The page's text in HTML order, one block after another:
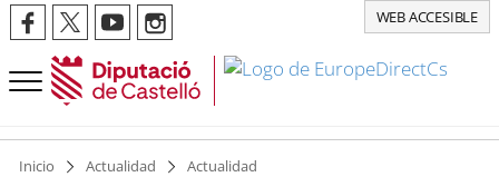
WEB ACCESIBLE
Inicio Actualidad Actualidad